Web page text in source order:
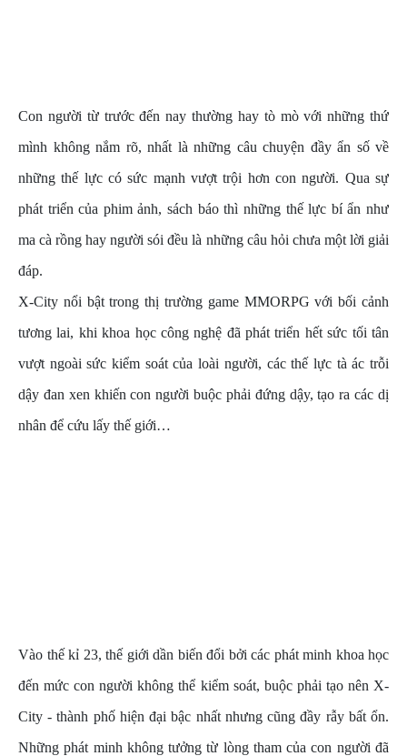
Con người từ trước đến nay thường hay tò mò với những thứ
mình không nắm rõ, nhất là những câu chuyện đầy ẩn số về
những thế lực có sức mạnh vượt trội hơn con người. Qua sự
phát triển của phim ảnh, sách báo thì những thế lực bí ẩn như
ma cà rồng hay người sói đều là những câu hỏi chưa một lời giải
đáp.
X-City nổi bật trong thị trường game MMORPG với bối cảnh
tương lai, khi khoa học công nghệ đã phát triển hết sức tối tân
vượt ngoài sức kiểm soát của loài người, các thế lực tà ác trỗi
dậy đan xen khiến con người buộc phải đứng dậy, tạo ra các dị
nhân để cứu lấy thế giới…
Vào thế kỉ 23, thế giới dần biến đổi bởi các phát minh khoa học
đến mức con người không thể kiểm soát, buộc phải tạo nên X-
City - thành phố hiện đại bậc nhất nhưng cũng đầy rẫy bất ổn.
Những phát minh không tưởng từ lòng tham của con người đã